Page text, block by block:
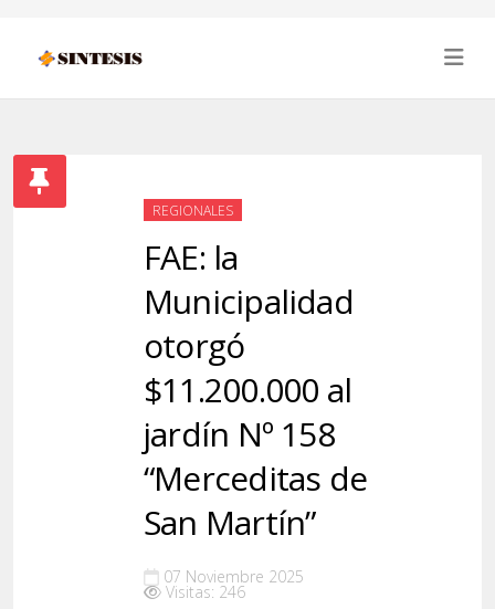
REGIONALES
FAE: la
Municipalidad
otorgó
$11.200.000 al
jardín Nº 158
“Merceditas de
San Martín”
07 Noviembre 2025
Visitas: 246